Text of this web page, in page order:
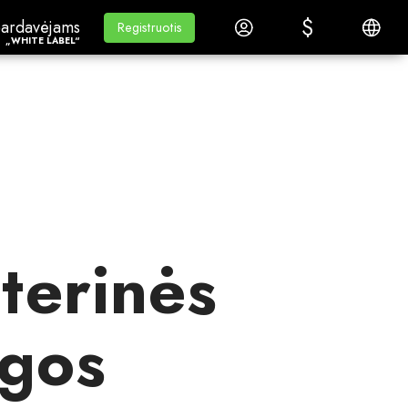
Label“
„WHITE LABEL“
Mokymasis
Mokymasis
Registruotis
Registruotis Prisijungti $
$ Lietuvių